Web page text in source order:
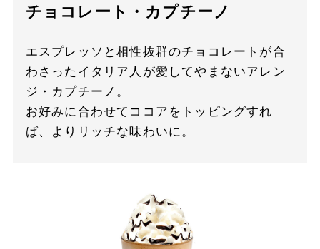
チョコレート・カプチーノ
エスプレッソと相性抜群のチョコレートが合
わさったイタリア人が愛してやまないアレン
ジ・カプチーノ。
お好みに合わせてココアをトッピングすれ
ば、よりリッチな味わいに。